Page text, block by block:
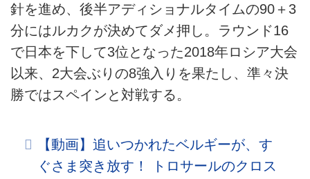
針を進め、後半アディショナルタイムの90＋3
分にはルカクが決めてダメ押し。ラウンド16
で日本を下して3位となった2018年ロシア大会
以来、2大会ぶりの8強入りを果たし、準々決
勝ではスペインと対戦する。
【動画】追いつかれたベルギーが、す
ぐさま突き放す！ トロサールのクロス